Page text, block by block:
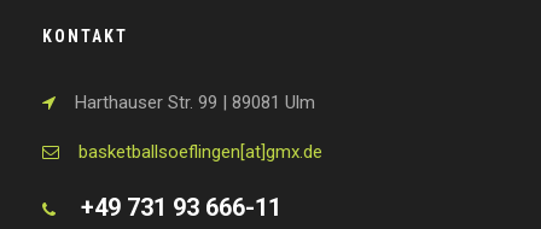
KONTAKT
Harthauser Str. 99 | 89081 Ulm
basketballsoeflingen[at]gmx.de
+49 731 93 666-11